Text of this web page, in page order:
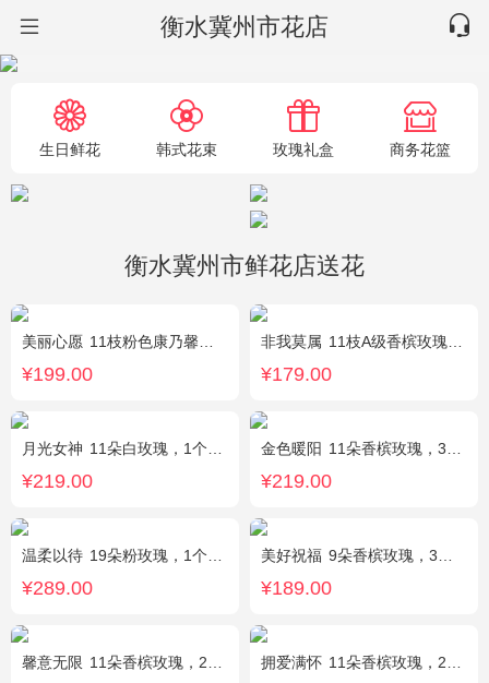
衡水冀州市花店
生日鲜花 韩式花束 玫瑰礼盒 商务花篮
衡水冀州市鲜花店送花
美丽心愿 11枝粉色康乃馨，2枝白色多头香水百合，搭配黄莺满天星
¥199.00
非我莫属 11枝A级香槟玫瑰，间插黄英、满天星，另加2只可爱小熊公仔（小熊以实物为准）。
¥179.00
月光女神 11朵白玫瑰，1个蓝色绣球，桔梗搭配
¥219.00
金色暖阳 11朵香槟玫瑰，3朵向日葵，桔梗、满天星混搭
¥219.00
温柔以待 19朵粉玫瑰，1个粉色绣球，1枝多头白百合，桔梗、满天星、绿叶搭配
¥289.00
美好祝福 9朵香槟玫瑰，3朵向日葵，桔梗、配花、配草搭配
¥189.00
馨意无限 11朵香槟玫瑰，2枝多头白色百合，白色洋桔梗、绿叶 拥爱满怀 11朵香槟玫瑰，2支多头白百合，绿叶搭配